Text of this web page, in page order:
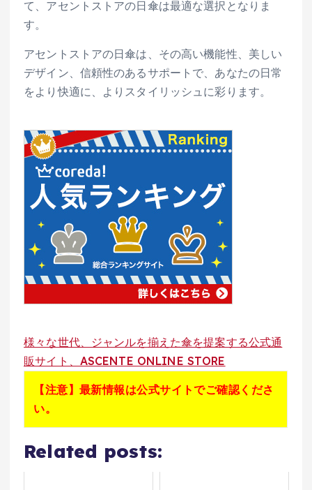
て、アセントストアの日傘は最適な選択となりま
す。
アセントストアの日傘は、その高い機能性、美しい
デザイン、信頼性のあるサポートで、あなたの日常
をより快適に、よりスタイリッシュに彩ります。
様々な世代、ジャンルを揃えた傘を提案する公式通
販サイト、ASCENTE ONLINE STORE
【注意】最新情報は公式サイトでご確認くださ
い。
Related posts: